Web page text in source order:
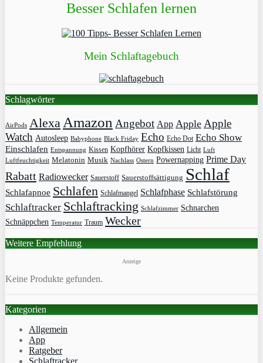
Besser Schlafen lernen
Mein Schlaftagebuch
Schlagwörter
AirPods AlexaAmazon Angebot App Apple Apple
Watch Autosleep Babyphone Black Friday Echo Echo Dot Echo Show
Einschlafen Entspannung Kissen Kopfhörer Kopfkissen Licht Luft
Luftfeuchtigkeit Melatonin Musik Nachlass Ostern Powernapping Prime Day
Rabatt Radiowecker Sauerstoff Sauerstoffsättigung Schlaf
Schlafapnoe Schlafen Schlafmangel Schlafphase Schlafstörung
Schlaftracker Schlaftracking Schlafzimmer Schnarchen
Schnäppchen Temperatur Traum Wecker
Weitere Empfehlung
Anzeige
Keine Produkte gefunden.
Kategorien
Allgemein
App
Ratgeber